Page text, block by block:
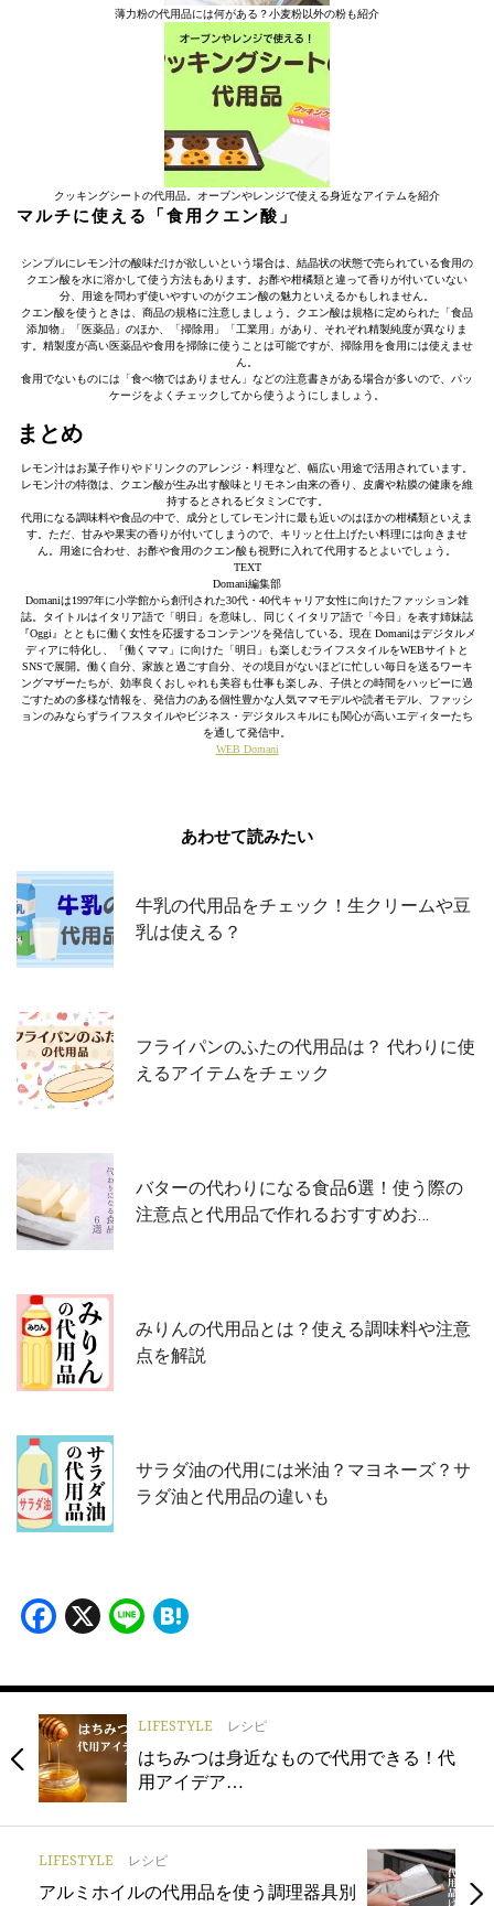
薄力粉の代用品には何がある？小麦粉以外の粉も紹介
クッキングシートの代用品。オーブンやレンジで使える身近なアイテムを紹介
マルチに使える「食用クエン酸」
シンプルにレモン汁の酸味だけが欲しいという場合は、結晶状の状態で売られている食用の
クエン酸を水に溶かして使う方法もあります。お酢や柑橘類と違って香りが付いていない
分、用途を問わず使いやすいのがクエン酸の魅力といえるかもしれません。
クエン酸を使うときは、商品の規格に注意しましょう。クエン酸は規格に定められた「食品
添加物」「医薬品」のほか、「掃除用」「工業用」があり、それぞれ精製純度が異なりま
す。精製度が高い医薬品や食用を掃除に使うことは可能ですが、掃除用を食用には使えませ
ん。
食用でないものには「食べ物ではありません」などの注意書きがある場合が多いので、パッ
ケージをよくチェックしてから使うようにしましょう。
まとめ
レモン汁はお菓子作りやドリンクのアレンジ・料理など、幅広い用途で活用されています。
レモン汁の特徴は、クエン酸が生み出す酸味とリモネン由来の香り、皮膚や粘膜の健康を維
持するとされるビタミンCです。
代用になる調味料や食品の中で、成分としてレモン汁に最も近いのはほかの柑橘類といえま
す。ただ、甘みや果実の香りが付いてしまうので、キリッと仕上げたい料理には向きませ
ん。用途に合わせ、お酢や食用のクエン酸も視野に入れて代用するとよいでしょう。
TEXT
Domani編集部
Domaniは1997年に小学館から創刊された30代・40代キャリア女性に向けたファッション雑
誌。タイトルはイタリア語で「明日」を意味し、同じくイタリア語で「今日」を表す姉妹誌
『Oggi』とともに働く女性を応援するコンテンツを発信している。現在 Domaniはデジタルメ
ディアに特化し、「働くママ」に向けた「明日」も楽しむライフスタイルをWEBサイトと
SNSで展開。働く自分、家族と過ごす自分、その境目がないほどに忙しい毎日を送るワーキ
ングマザーたちが、効率良くおしゃれも美容も仕事も楽しみ、子供との時間をハッピーに過
ごすための多様な情報を、発信力のある個性豊かな人気ママモデルや読者モデル、ファッシ
ョンのみならずライフスタイルやビジネス・デジタルスキルにも関心が高いエディターたち
を通して発信中。
WEB Domani
あわせて読みたい
牛乳の代用品をチェック！生クリームや豆
乳は使える？
フライパンのふたの代用品は？ 代わりに使
えるアイテムをチェック
バターの代わりになる食品6選！使う際の
注意点と代用品で作れるおすすめお…
みりんの代用品とは？使える調味料や注意
点を解説
サラダ油の代用には米油？マヨネーズ？サ
ラダ油と代用品の違いも
Facebook
X Line
LIFESTYLE レシピ
はちみつは身近なもので代用できる！代
用アイデア…
LIFESTYLE レシピ
アルミホイルの代用品を使う調理器具別